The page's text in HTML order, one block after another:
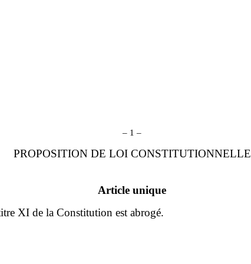
– 1 –
PROPOSITION DE LOI CONSTITUTIONNELLE
Article unique
XI de la Constitution est abrogé.